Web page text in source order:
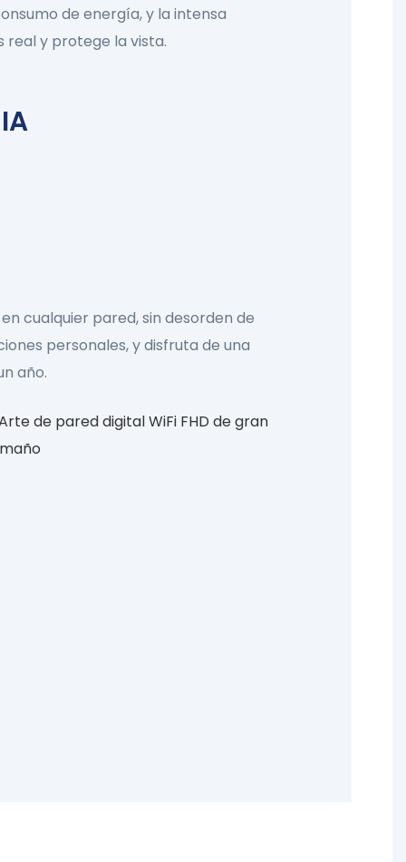
de energía, y la intensa
real y protege la vista.
cualquier pared, sin desorden de
personales, y disfruta de una
año.